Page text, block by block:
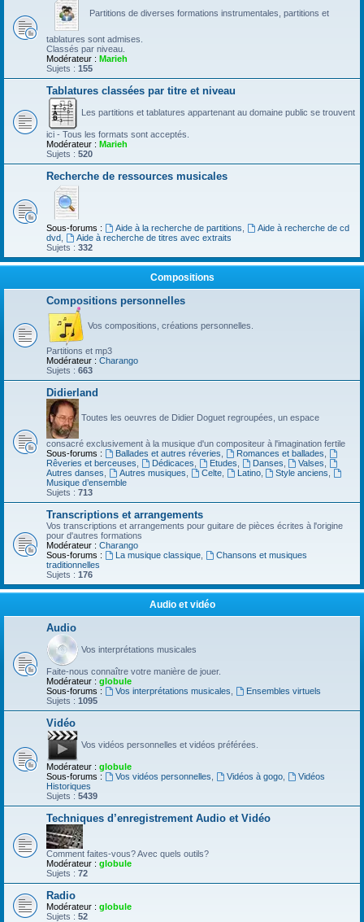
Partitions de diverses formations instrumentales, partitions et
tablatures sont admises.
Classés par niveau.
Modérateur : Marieh
Sujets : 155
Tablatures classées par titre et niveau
Les partitions et tablatures appartenant au domaine public se trouvent
ici - Tous les formats sont acceptés.
Modérateur : Marieh
Sujets : 520
Recherche de ressources musicales
Sous-forums : Aide à la recherche de partitions
Aide à recherche de cd
dvd
Aide à recherche de titres avec extraits
Sujets : 332
Compositions
Compositions personnelles
Vos compositions, créations personnelles.
Partitions et mp3
Modérateur : Charango
Sujets : 663
Didierland
Toutes les oeuvres de Didier Doguet regroupées, un espace
consacré exclusivement à la musique d'un compositeur à l'imagination fertile
Sous-forums :
Ballades et autres réveries Romances et ballades
Rêveries et berceuses
Dédicaces Etudes Danses Valses
Autres danses
Autres musiques Celte, Latino, Style anciens
Musique d’ensemble
Sujets : 713
Transcriptions et arrangements
Vos transcriptions et arrangements pour guitare de pièces écrites à l'origine
pour d'autres formations
Modérateur : Charango
Sous-forums :
La musique classique,
Chansons et musiques
traditionnelles
Sujets : 176
Audio et vidéo
Audio
Vos interprétations musicales
Faite-nous connaître votre manière de jouer.
Modérateur : globule
Sous-forums :
Vos interprétations musicales
Ensembles virtuels
Sujets : 1095
Vidéo
Vos vidéos personnelles et vidéos préférées.
Modérateur : globule
Sous-forums :
Vos vidéos personnelles Vidéos à gogo,
Vidéos
Historiques
Sujets : 5439
Techniques d’enregistrement Audio et Vidéo
Comment faites-vous? Avec quels outils?
Modérateur : globule
Sujets : 72
Radio
Modérateur : globule
Sujets : 52